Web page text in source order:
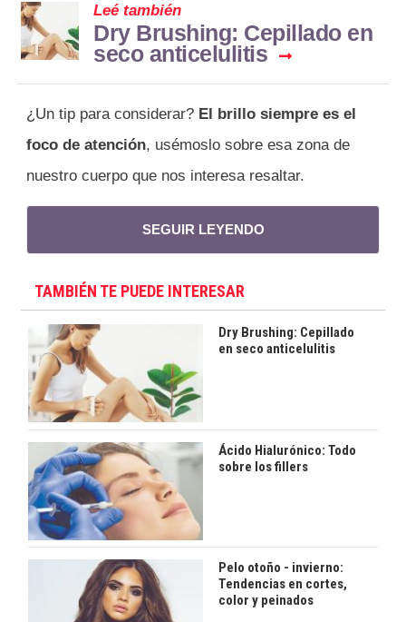
Leé también
Dry Brushing: Cepillado en
seco anticelulitis
¿Un tip para considerar? El brillo siempre es el
foco de atención, usémoslo sobre esa zona de
nuestro cuerpo que nos interesa resaltar.
SEGUIR LEYENDO
TAMBIÉN TE PUEDE INTERESAR
Dry Brushing: Cepillado
en seco anticelulitis
Ácido Hialurónico: Todo
sobre los fillers
Pelo otoño - invierno:
Tendencias en cortes,
color y peinados